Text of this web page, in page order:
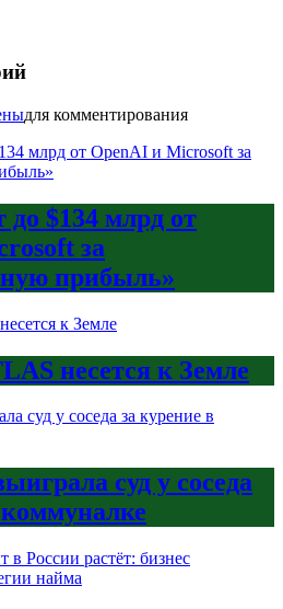
для комментирования
до $134 млрд от
за
прибыль»
несется к Земле
суд у соседа